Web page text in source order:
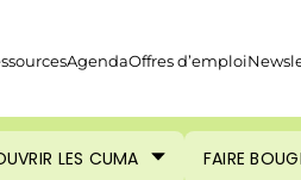
AgendaOffres d’emploi
LES CUMA FAIRE